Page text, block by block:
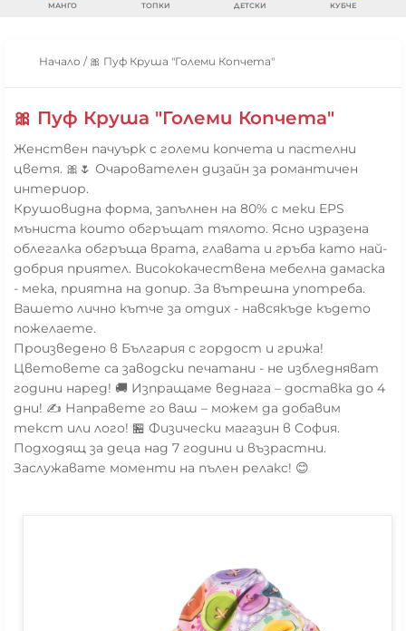
МАНГО ТОПКИ ДЕТСКИ КУБЧЕ
Начало / 🎀 Пуф Круша "Големи Копчета"
🎀 Пуф Круша "Големи Копчета"
Женствен пачуърк с големи копчета и пастелни
цветя. 🎀🌷 Очарователен дизайн за романтичен
интериор.
Крушовидна форма, запълнен на 80% с меки EPS
мъниста които обгръщат тялото. Ясно изразена
облегалка обгръща врата, главата и гръба като най-
добрия приятел. Висококачествена мебелна дамаска
- мека, приятна на допир. За вътрешна употреба.
Вашето лично кътче за отдих - навсякъде където
пожелаете.
Произведено в България с гордост и грижа!
Цветовете са заводски печатани - не избледняват
години наред! 🚚 Изпращаме веднага – доставка до 4
дни! ✍️ Направете го ваш – можем да добавим
текст или лого! 🏪 Физически магазин в София.
Подходящ за деца над 7 години и възрастни.
Заслужавате моменти на пълен релакс! 😊